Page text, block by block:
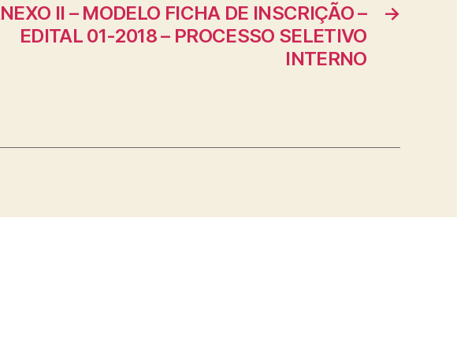
→
II – MODELO FICHA DE INSCRIÇÃO –
EDITAL 01-2018 – PROCESSO SELETIVO
INTERNO